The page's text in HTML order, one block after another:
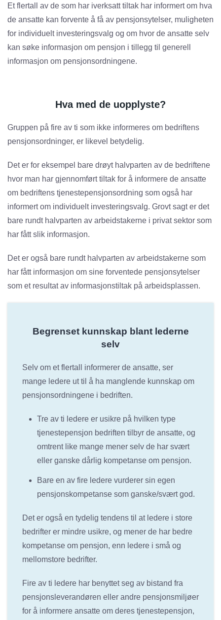
Et flertall av de som har iverksatt tiltak har informert om hva
de ansatte kan forvente å få av pensjonsytelser, muligheten
for individuelt investeringsvalg og om hvor de ansatte selv
kan søke informasjon om pensjon i tillegg til generell
informasjon om pensjonsordningene.
Hva med de uopplyste?
Gruppen på fire av ti som ikke informeres om bedriftens
pensjonsordninger, er likevel betydelig.
Det er for eksempel bare drøyt halvparten av de bedriftene
hvor man har gjennomført tiltak for å informere de ansatte
om bedriftens tjenestepensjonsordning som også har
informert om individuelt investeringsvalg. Grovt sagt er det
bare rundt halvparten av arbeids­takerne i privat sektor som
har fått slik informasjon.
Det er også bare rundt halvparten av arbeidstakerne som
har fått informasjon om sine forventede pensjons­ytelser
som et resultat av informasjonstiltak på arbeidsplassen.
Begrenset kunnskap blant lederne
selv
Selv om et flertall informerer de ansatte, ser
mange ledere ut til å ha manglende kunnskap om
pensjonsordningene i bedriften.
Tre av ti ledere er usikre på hvilken type
tjenestepensjon bedriften tilbyr de ansatte, og
omtrent like mange mener selv de har svært
eller ganske dårlig kompetanse om pensjon.
Bare en av fire ledere vurderer sin egen
pensjonskompetanse som ganske/svært god.
Det er også en tydelig tendens til at ledere i store
bedrifter er mindre usikre, og mener de har bedre
kompetanse om pensjon, enn ledere i små og
mellomstore bedrifter.
Fire av ti ledere har benyttet seg av bistand fra
pensjonsleverandøren eller andre pensjonsmiljøer
for å informere ansatte om deres tjenestepensjon,